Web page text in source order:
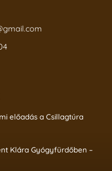
előadás a Csillagtúra
Klára Gyógyfürdőben –